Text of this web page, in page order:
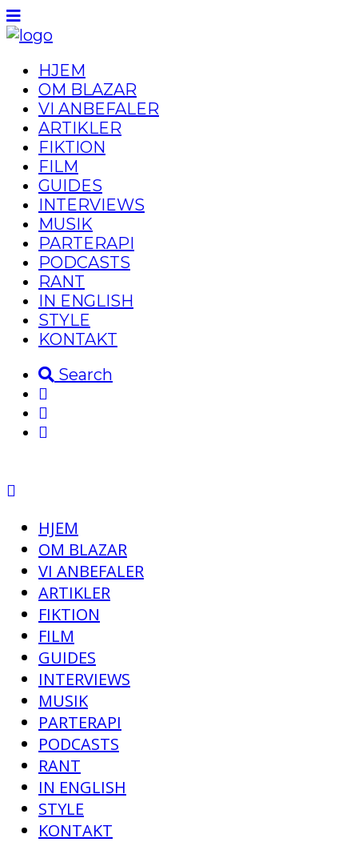
HJEM
OM BLAZAR
VI ANBEFALER
ARTIKLER
FIKTION
FILM
GUIDES
INTERVIEWS
MUSIK
PARTERAPI
PODCASTS
RANT
IN ENGLISH
STYLE
KONTAKT
Search
HJEM
OM BLAZAR
VI ANBEFALER
ARTIKLER
FIKTION
FILM
GUIDES
INTERVIEWS
MUSIK
PARTERAPI
PODCASTS
RANT
IN ENGLISH
STYLE
KONTAKT